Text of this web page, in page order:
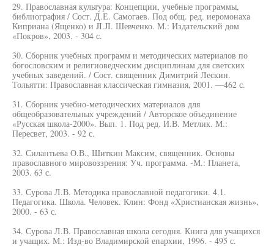
29. Православная культура: Концепции, учебные программы,
библиография / Сост. Д.Е. Самогаев. Под общ. ред. иеромонаха
Киприана (Ященко) и JI.JI. Шевченко. М.: Издательский дом
«Покров», 2003. - 304 с.
30. Сборник учебных программ и методических материалов по
богословским и религиоведческим дисциплинам для светских
учебных заведений. / Сост. священник Димитрий Лескин.
Тольятти: Православная классическая гимназия, 2001. —462 с.
31. Сборник учебно-методических материалов для
общеобразовательных учреждений / Авторское объединение
«Русская школа-2000». Вып. 1. Под ред. И.В. Метлик. М.:
Пересвет, 2003. - 92 с.
32. Силантьева О.В., Шиткин Максим, священник. Основы
православного мировоззрения: Уч. программа. -М.: Планета,
2003. 63 с.
33. Сурова Л.В. Методика православной педагогики. 4.1.
Педагогика. Школа. Человек. Клин: Фонд «Христианская жизнь»,
2000. - 63 с.
34. Сурова Л.В. Православная школа сегодня. Книга для учащихся
и учащих. М.: Изд-во Владимирской епархии, 1996. - 495 с.